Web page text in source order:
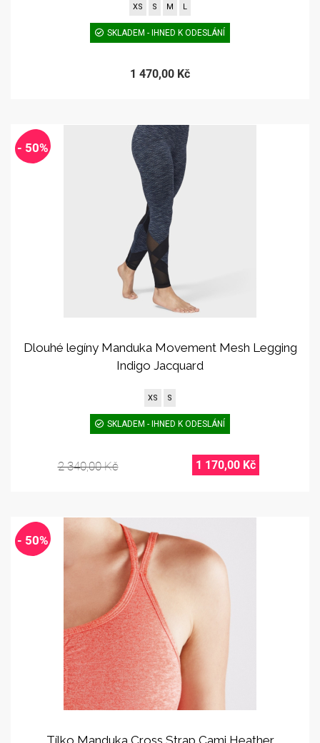
XS S M L
SKLADEM - IHNED K ODESLÁNÍ
1 470,00 Kč
- 50%
Dlouhé legíny Manduka Movement Mesh Legging
Indigo Jacquard
XS S
SKLADEM - IHNED K ODESLÁNÍ
2 340,00 Kč 1 170,00 Kč
- 50%
Tílko Manduka Cross Strap Cami Heather